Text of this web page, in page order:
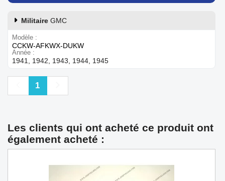
Militaire GMC
Modèle
CCKW-AFKWX-DUKW
Année
1941, 1942, 1943, 1944, 1945
Précédent
1
Les clients qui ont acheté ce produit ont
également acheté :